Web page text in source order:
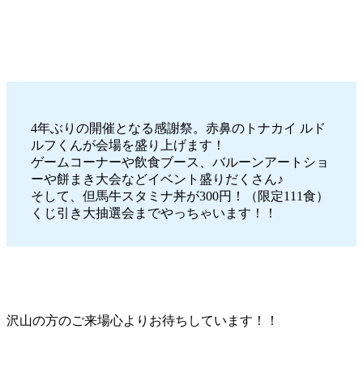
4年ぶりの開催となる感謝祭。赤鼻のトナカイ ルド
ルフくんが会場を盛り上げます！
ゲームコーナーや飲食ブース、バルーンアートショ
ーや餅まき大会などイベント盛りだくさん♪
そして、但馬牛スタミナ丼が300円！（限定111食）
くじ引き大抽選会までやっちゃいます！！
沢山の方のご来場心よりお待ちしています！！